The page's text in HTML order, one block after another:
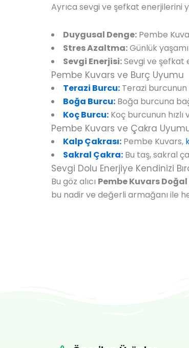
Ayrıca sevgi ve şefkat enerjilerini
Duygusal Denge: Pembe
Stres Azaltma:Günlük
Sevgi Enerjisi:Sevgi ve şefkat
Pembe Kuvars ve Burç Uyumu
Terazi Burcu: Terazi
Boğa Burcu: Boğa burcuna
Koç Burcu: Koç burcunun
Pembe Kuvars ve Çakra
Kalp Çakrası: Pembe Kuvars,
Sakral Çakra: Bu taş, sakral
Sevgi Dolu Enerjiye Kendinizi
Bu göz alıcı Pembe Kuvars
bu nadir ve değerli armağanı ile